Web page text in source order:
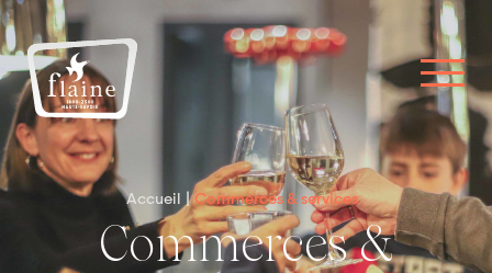
Accueil Commerces & services
Commerces &